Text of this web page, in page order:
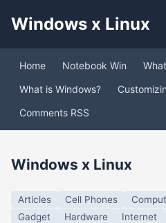
Windows x Linux
Home Notebook Win
What is Windows?
Comments RSS
Windows x Linux
Articles Cell Phones
Gadget
Hardware Internet